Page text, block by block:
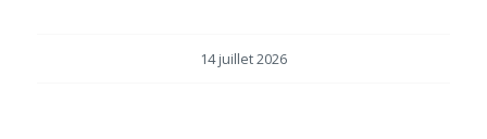
14 juillet 2026